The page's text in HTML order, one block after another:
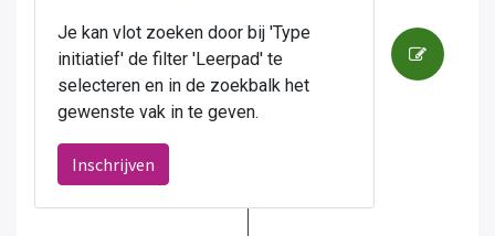
Je kan vlot zoeken door bij 'Type
initiatief' de filter 'Leerpad' te
selecteren en in de zoekbalk het
gewenste vak in te geven.
Inschrijven